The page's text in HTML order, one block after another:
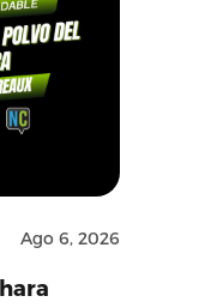
Ago 6, 2026